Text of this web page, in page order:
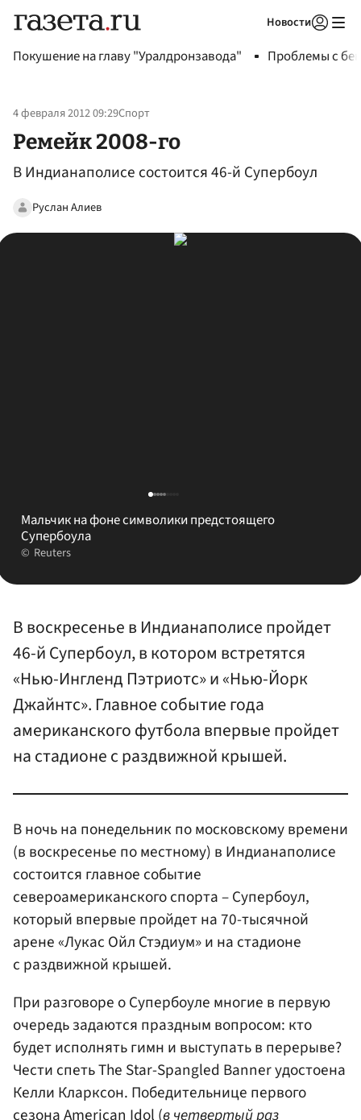
Новости
Покушение на главу "Уралдронзавода" Проблемы с
4 февраля 2012 09:29Спорт
Ремейк 2008-го
В Индианаполисе состоится 46-й Супербоул
Руслан Алиев
Мальчик на фоне символики предстоящего
Супербоула
Reuters
В воскресенье в Индианаполисе пройдет
46-й Супербоул, в котором встретятся
«Нью-Ингленд Пэтриотс» и «Нью-Йорк
Джайнтс». Главное событие года
американского футбола впервые пройдет
на стадионе с раздвижной крышей.
В ночь на понедельник по московскому времени
(в воскресенье по местному) в Индианаполисе
состоится главное событие
североамериканского спорта – Супербоул,
который впервые пройдет на 70-тысячной
арене «Лукас Ойл Стэдиум» и на стадионе
с раздвижной крышей.
При разговоре о Супербоуле многие в первую
очередь задаются праздным вопросом: кто
будет исполнять гимн и выступать в перерыве?
Чести спеть The Star-Spangled Banner удостоена
Келли Кларксон. Победительнице первого
сезона American Idol (в четвертый раз